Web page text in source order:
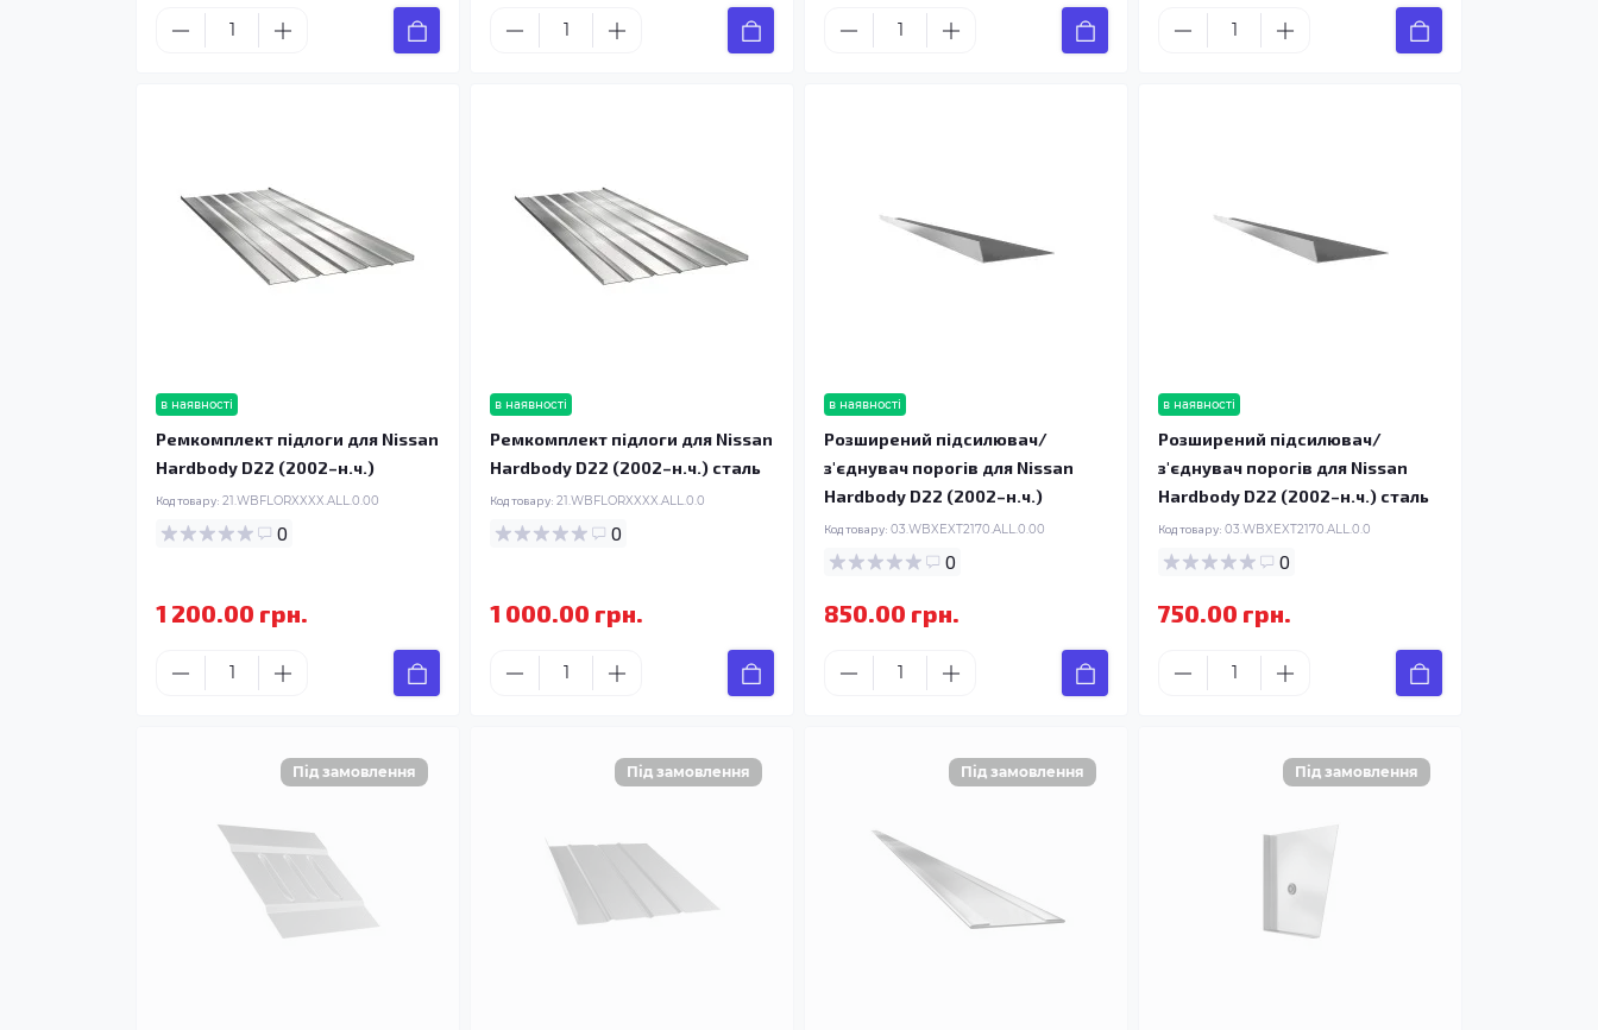
в наявності
Ремкомплект підлоги для Nissan
Hardbody D22 (2002–н.ч.)
Код товару: 21.WBFLORXXXX.ALL.0.00
0
1 200.00 грн.
в наявності
Ремкомплект підлоги для Nissan
Hardbody D22 (2002–н.ч.) сталь
Код товару: 21.WBFLORXXXX.ALL.0.0
0
1 000.00 грн.
в наявності
Розширений підсилювач/
з'єднувач порогів для Nissan
Hardbody D22 (2002–н.ч.)
Код товару: 03.WBXEXT2170.ALL.0.00
0
850.00 грн.
в наявності
Розширений підсилювач/
з'єднувач порогів для Nissan
Hardbody D22 (2002–н.ч.) сталь
Код товару: 03.WBXEXT2170.ALL.0.0
0
750.00 грн.